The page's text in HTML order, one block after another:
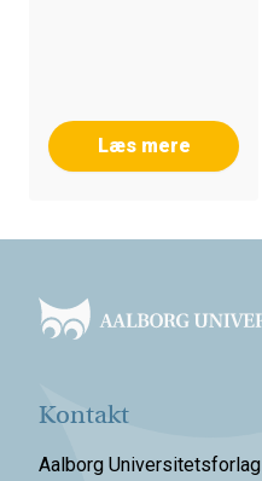
Læs mere
Kontakt
Aalborg Universitetsforlag